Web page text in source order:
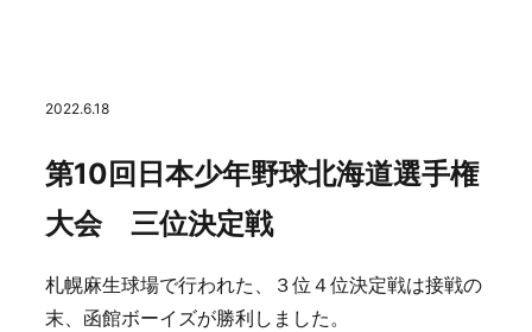
2022.6.18
第10回日本少年野球北海道選手権
大会 三位決定戦
札幌麻生球場で行われた、３位４位決定戦は接戦の
末、函館ボーイズが勝利しました。